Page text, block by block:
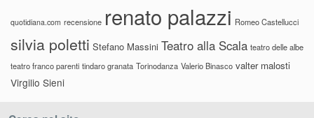
quotidiana.com recensione renato palazzi Romeo Castellucci
silvia poletti Stefano Massini Teatro alla Scala teatro delle albe
teatro franco parenti tindaro granata Torinodanza Valerio Binasco valter malosti
Virgilio Sieni